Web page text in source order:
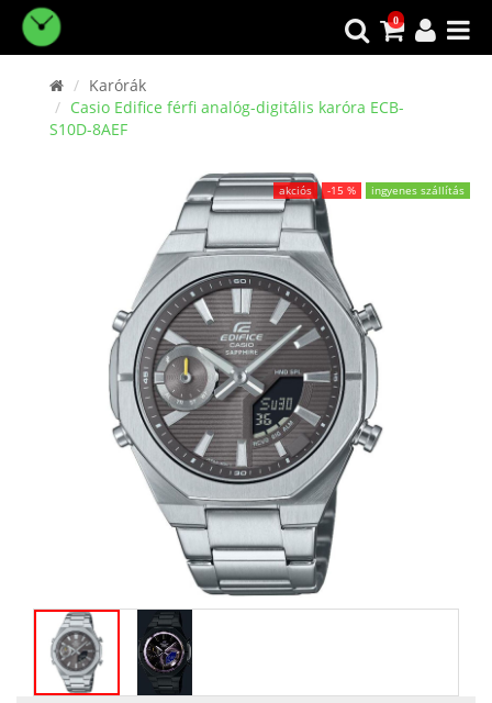
0
Karórák
Casio Edifice férfi analóg-digitális karóra ECB-
S10D-8AEF
akciós -15 % ingyenes szállítás